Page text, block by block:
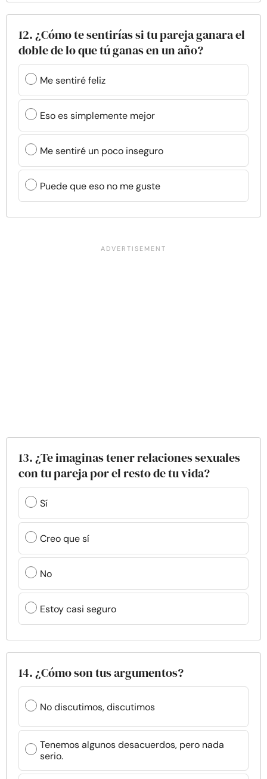
12. ¿Cómo te sentirías si tu pareja ganara el
doble de lo que tú ganas en un año?
Me sentiré feliz
Eso es simplemente mejor
Me sentiré un poco inseguro
Puede que eso no me guste
13. ¿Te imaginas tener relaciones sexuales
con tu pareja por el resto de tu vida?
Sí
Creo que sí
No
Estoy casi seguro
14. ¿Cómo son tus argumentos?
No discutimos, discutimos
Tenemos algunos desacuerdos, pero nada
serio.